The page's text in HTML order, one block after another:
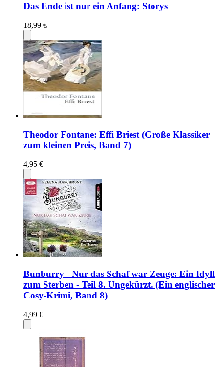
Das Ende ist nur ein Anfang: Storys
18,99 €
Theodor Fontane: Effi Briest (Große Klassiker
zum kleinen Preis, Band 7)
4,95 €
Bunburry - Nur das Schaf war Zeuge: Ein Idyll
zum Sterben - Teil 8. Ungekürzt. (Ein englischer
Cosy-Krimi, Band 8)
4,99 €